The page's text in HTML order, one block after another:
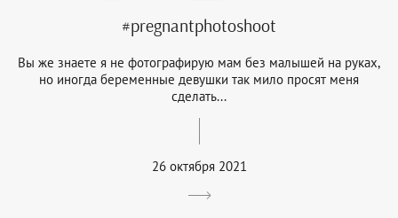
#pregnantphotoshoot
Вы же знаете я не фотографирую мам без малышей на руках,
но иногда беременные девушки так мило просят меня
сделать...
26 октября 2021